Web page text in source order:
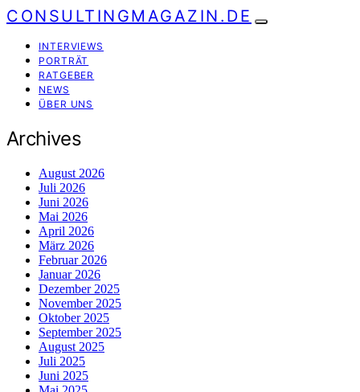
CONSULTINGMAGAZIN.DE
INTERVIEWS
PORTRÄT
RATGEBER
NEWS
ÜBER UNS
Archives
August 2026
Juli 2026
Juni 2026
Mai 2026
April 2026
März 2026
Februar 2026
Januar 2026
Dezember 2025
November 2025
Oktober 2025
September 2025
August 2025
Juli 2025
Juni 2025